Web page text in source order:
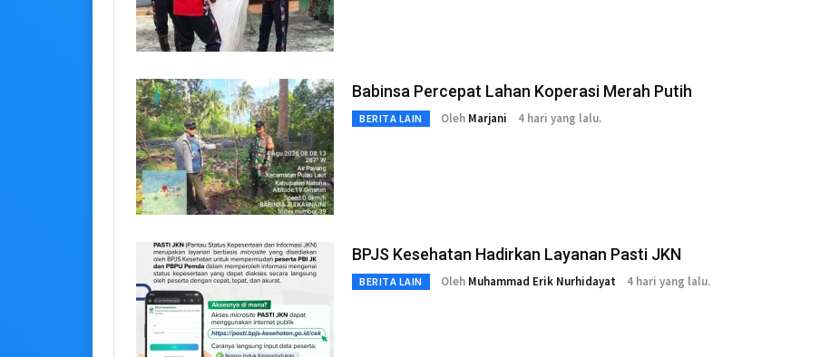
Babinsa Percepat Lahan Koperasi Merah Putih
BERITA LAIN Oleh Marjani 4 hari yang lalu.
BPJS Kesehatan Hadirkan Layanan Pasti JKN
BERITA LAIN Oleh Muhammad Erik Nurhidayat 4 hari yang lalu.